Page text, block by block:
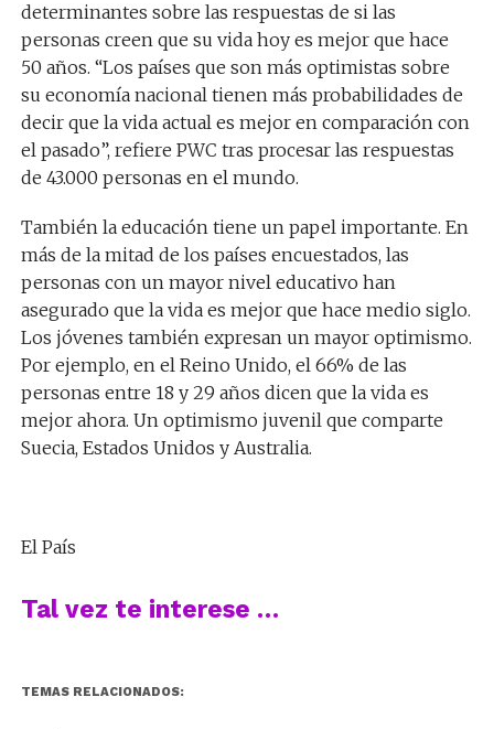
determinantes sobre las respuestas de si las
personas creen que su vida hoy es mejor que hace
50 años. “Los países que son más optimistas sobre
su economía nacional tienen más probabilidades de
decir que la vida actual es mejor en comparación con
el pasado”, refiere PWC tras procesar las respuestas
de 43.000 personas en el mundo.
También la educación tiene un papel importante. En
más de la mitad de los países encuestados, las
personas con un mayor nivel educativo han
asegurado que la vida es mejor que hace medio siglo.
Los jóvenes también expresan un mayor optimismo.
Por ejemplo, en el Reino Unido, el 66% de las
personas entre 18 y 29 años dicen que la vida es
mejor ahora. Un optimismo juvenil que comparte
Suecia, Estados Unidos y Australia.
El País
Tal vez te interese …
TEMAS RELACIONADOS: